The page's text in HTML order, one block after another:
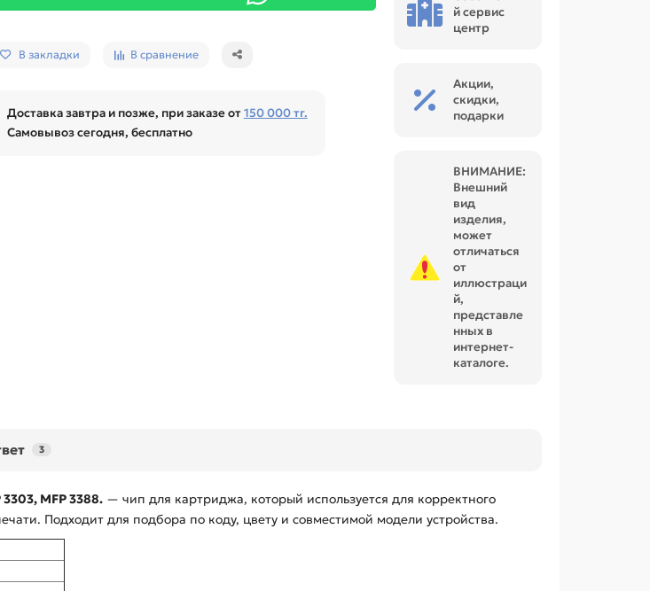
В закладки В сравнение
Доставка завтра и позже, при заказе от150 000 тг.
Самовывоз сегодня, бесплатно
й сервис
центр
Акции,
скидки,
подарки
ВНИМАНИЕ:
Внешний
вид
изделия,
может
отличаться
от
иллюстраци
й,
представле
нных в
интернет-
каталоге.
3
MFP 3388. — чип для картриджа, который используется для корректного
Подходит для подбора по коду, цвету и совместимой модели устройства.